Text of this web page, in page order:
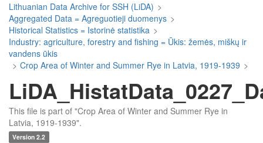
Lithuanian Data Archive for SSH (LiDA) >
Aggregated Data = Agreguotieji duomenys >
Historical Statistics = Istorinė statistika >
Industry: agriculture, forestry and fishing = Ūkis: žemės, miškų ir
vandens ūkis
> Crop Area of Winter and Summer Rye in Latvia, 1919-1939 >
This file is part of "Crop Area of Winter and Summer Rye in
Latvia, 1919-1939".
Version 2.2